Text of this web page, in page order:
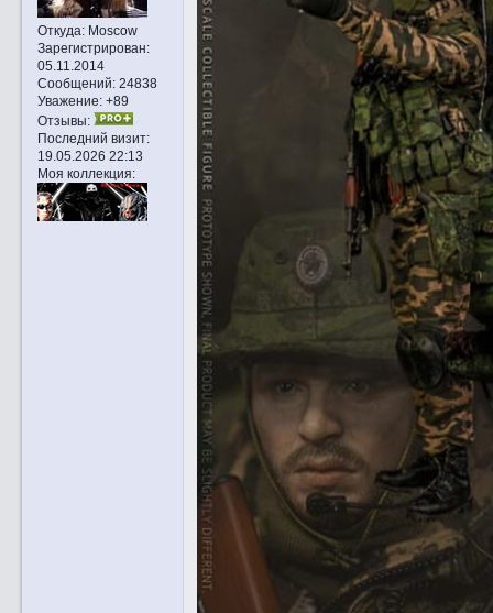
Откуда:Moscow
Зарегистрирован:
05.11.2014
Сообщений:24838
Уважение: +89
Отзывы:
Последний визит:
19.05.2026 22:13
Моя коллекция: